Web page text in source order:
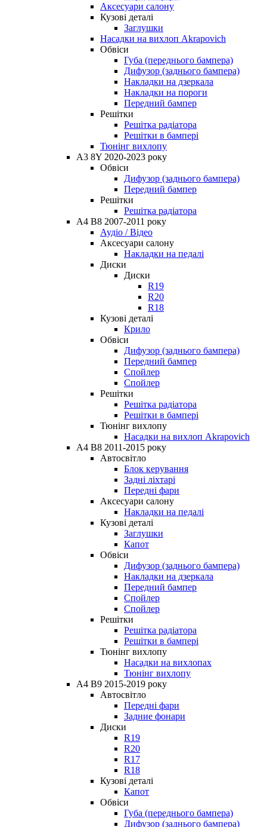
Аксесуари салону
Кузові деталі
Заглушки
Насадки на вихлоп Akrapovich
Обвіси
Губа (переднього бампера)
Дифузор (заднього бампера)
Накладки на дзеркала
Накладки на пороги
Передний бампер
Решітки
Решітка радіатора
Решітки в бампері
Тюнінг вихлопу
A3 8Y 2020-2023 року
Обвіси
Дифузор (заднього бампера)
Передний бампер
Решітки
Решітка радіатора
A4 B8 2007-2011 року
Аудіо / Відео
Аксесуари салону
Накладки на педалі
Диски
Диски
R19
R20
R18
Кузові деталі
Крило
Обвіси
Дифузор (заднього бампера)
Передний бампер
Спойлер
Спойлер
Решітки
Решітка радіатора
Решітки в бампері
Тюнінг вихлопу
Насадки на вихлоп Akrapovich
A4 B8 2011-2015 року
Автосвітло
Блок керування
Задні ліхтарі
Передні фари
Аксесуари салону
Накладки на педалі
Кузові деталі
Заглушки
Капот
Обвіси
Дифузор (заднього бампера)
Накладки на дзеркала
Передний бампер
Спойлер
Спойлер
Решітки
Решітка радіатора
Решітки в бампері
Тюнінг вихлопу
Насадки на вихлопах
Тюнінг вихлопу
A4 B9 2015-2019 року
Автосвітло
Передні фари
Задние фонари
Диски
R19
R20
R17
R18
Кузові деталі
Капот
Обвіси
Губа (переднього бампера)
Дифузор (заднього бампера)